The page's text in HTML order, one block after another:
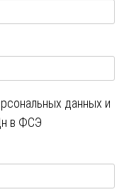
данных и
в ФСЭ